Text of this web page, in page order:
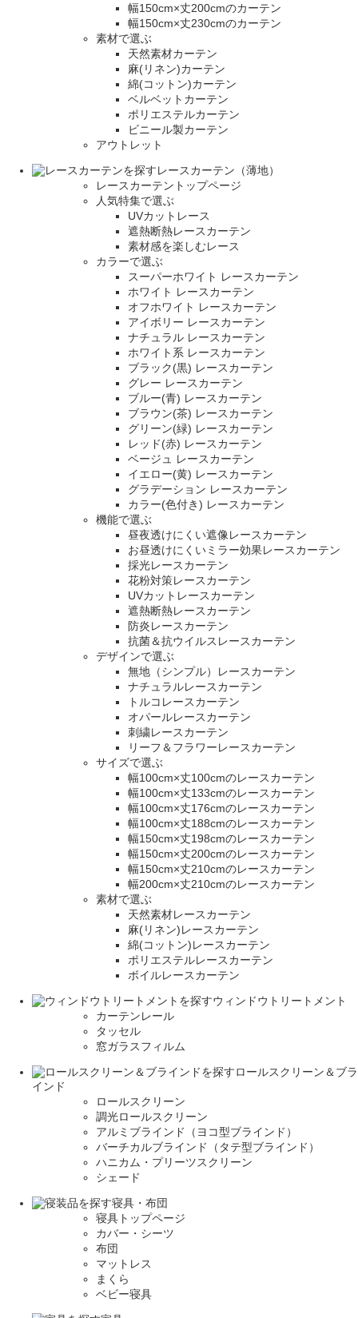
幅150cm×丈200cmのカーテン
幅150cm×丈230cmのカーテン
素材で選ぶ
天然素材カーテン
麻(リネン)カーテン
綿(コットン)カーテン
ベルベットカーテン
ポリエステルカーテン
ビニール製カーテン
アウトレット
レースカーテン（薄地）
レースカーテントップページ
人気特集で選ぶ
UVカットレース
遮熱断熱レースカーテン
素材感を楽しむレース
カラーで選ぶ
スーパーホワイト レースカーテン
ホワイト レースカーテン
オフホワイト レースカーテン
アイボリー レースカーテン
ナチュラル レースカーテン
ホワイト系 レースカーテン
ブラック(黒) レースカーテン
グレー レースカーテン
ブルー(青) レースカーテン
ブラウン(茶) レースカーテン
グリーン(緑) レースカーテン
レッド(赤) レースカーテン
ベージュ レースカーテン
イエロー(黄) レースカーテン
グラデーション レースカーテン
カラー(色付き) レースカーテン
機能で選ぶ
昼夜透けにくい遮像レースカーテン
お昼透けにくいミラー効果レースカーテン
採光レースカーテン
花粉対策レースカーテン
UVカットレースカーテン
遮熱断熱レースカーテン
防炎レースカーテン
抗菌＆抗ウイルスレースカーテン
デザインで選ぶ
無地（シンプル）レースカーテン
ナチュラルレースカーテン
トルコレースカーテン
オパールレースカーテン
刺繍レースカーテン
リーフ＆フラワーレースカーテン
サイズで選ぶ
幅100cm×丈100cmのレースカーテン
幅100cm×丈133cmのレースカーテン
幅100cm×丈176cmのレースカーテン
幅100cm×丈188cmのレースカーテン
幅150cm×丈198cmのレースカーテン
幅150cm×丈200cmのレースカーテン
幅150cm×丈210cmのレースカーテン
幅200cm×丈210cmのレースカーテン
素材で選ぶ
天然素材レースカーテン
麻(リネン)レースカーテン
綿(コットン)レースカーテン
ポリエステルレースカーテン
ボイルレースカーテン
ウィンドウトリートメント
カーテンレール
タッセル
窓ガラスフィルム
ロールスクリーン＆ブラ
インド
ロールスクリーン
調光ロールスクリーン
アルミブラインド（ヨコ型ブラインド）
バーチカルブラインド（タテ型ブラインド）
ハニカム・プリーツスクリーン
シェード
寝具・布団
寝具トップページ
カバー・シーツ
布団
マットレス
まくら
ベビー寝具